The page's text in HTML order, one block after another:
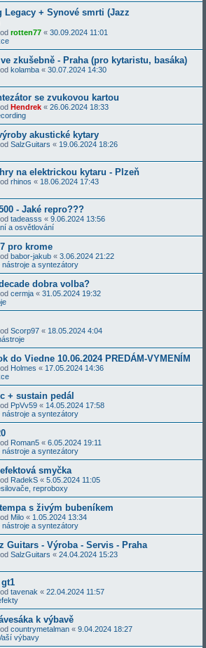
Legacy + Synové smrti (Jazz
rotten77 « 30.09.2024 11:01
zkušebně - Praha (pro kytaristu, basáka)
kolamba « 30.07.2024 14:30
se zvukovou kartou
Hendrek « 26.06.2024 18:33
akustické kytary
SalzGuitars « 19.06.2024 18:26
na elektrickou kytaru - Plzeň
rhinos « 18.06.2024 17:43
- Jaké repro???
tadeasss « 9.06.2024 13:56
a osvětlování
pro krome
babor-jakub « 3.06.2024 21:22
nástroje a syntezátory
dobra volba?
cermja « 31.05.2024 19:32
Scorp97 « 18.05.2024 4:04
do Viedne 10.06.2024 PREDÁM-VYMENÍM
Holmes « 17.05.2024 14:36
+ sustain pedál
PpVv59 « 14.05.2024 17:58
nástroje a syntezátory
Roman5 « 6.05.2024 19:11
nástroje a syntezátory
smyčka
RadekS « 5.05.2024 11:05
reproboxy
s živým bubeníkem
Milo « 1.05.2024 13:34
nástroje a syntezátory
Guitars - Výroba - Servis - Praha
SalzGuitars « 24.04.2024 15:23
tavenak « 22.04.2024 11:57
k výbavě
countrymetalman « 9.04.2024 18:27
výbavy